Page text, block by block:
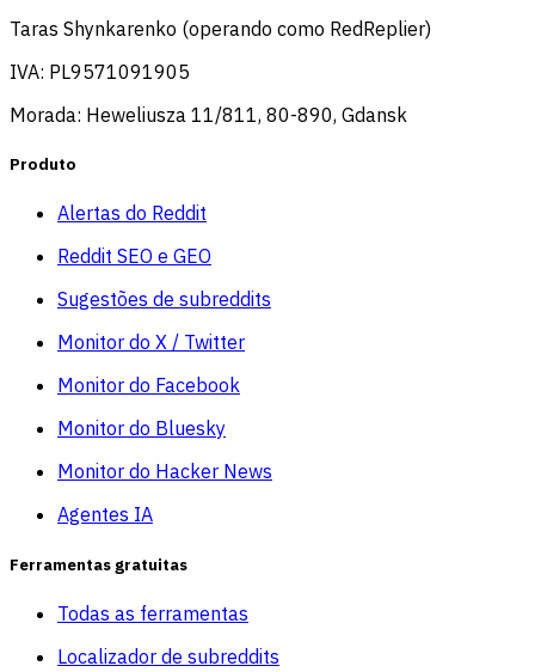
Taras Shynkarenko (operando como RedReplier)
IVA: PL9571091905
Morada: Heweliusza 11/811, 80-890, Gdansk
Produto
Alertas do Reddit
Reddit SEO e GEO
Sugestões de subreddits
Monitor do X / Twitter
Monitor do Facebook
Monitor do Bluesky
Monitor do Hacker News
Agentes IA
Ferramentas gratuitas
Todas as ferramentas
Localizador de subreddits